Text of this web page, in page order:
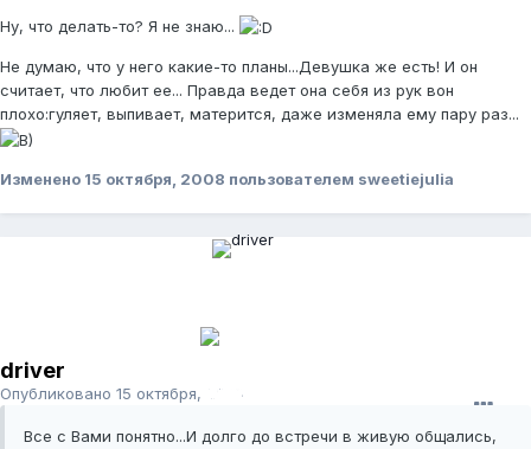
Ну, что делать-то? Я не знаю...
Не думаю, что у него какие-то планы...Девушка же есть! И он
считает, что любит ее... Правда ведет она себя из рук вон
плохо:гуляет, выпивает, матерится, даже изменяла ему пару раз...
Изменено 15 октября, 2008 пользователем sweetiejulia
driver
Опубликовано 15 октября, 2008
Все с Вами понятно...И долго до встречи в живую общались,